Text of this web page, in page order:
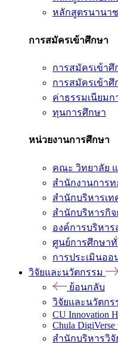
หลักสูตรนานา
การสมัครเข้าศึกษา
การสมัครเข้า
การสมัครเข้า
ค่าธรรมเนียมก
ทุนการศึกษา
หน่วยงานการศึกษา
คณะ วิทยาลัย
สำนักงานการท
สำนักบริหารเ
สำนักบริหารกิ
องค์การบริหา
ศูนย์การศึกษาทั่
การประเมินออ
วิจัยและนวัตกรรม
ย้อนกลับ
วิจัยและนวัตกร
CU Innovation
Chula DigiVerse
สำนักบริหารวิจั